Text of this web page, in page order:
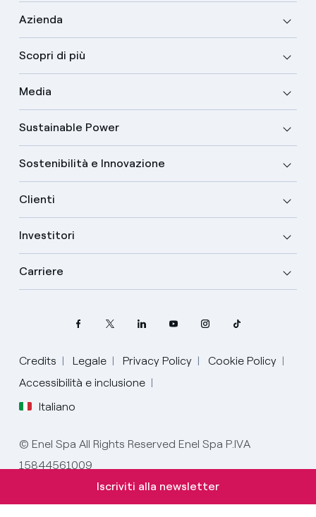
Azienda
Scopri di più
Media
Sustainable Power
Sostenibilità e Innovazione
Clienti
Investitori
Carriere
Credits Legale Privacy Policy
Cookie Policy
Accessibilità e inclusione
Italiano
Italiano
© Enel Spa All Rights Reserved Enel Spa P.IVA
15844561009
Iscriviti alla newsletter